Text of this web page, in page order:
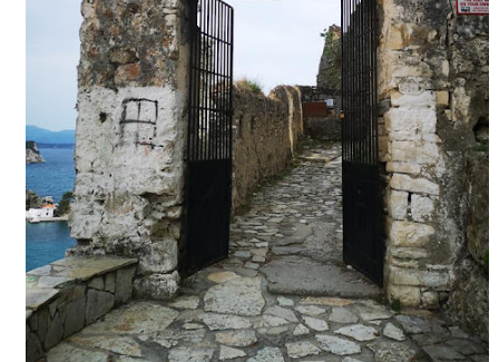
ΠΕΡΙΒΑΛΛΟΝ
ΤΕΧΝΟΛΟΓΙΑ
ΔΙΕΘΝΗ
ΕΦΗΜΕΡΙΔΑ Η ΠΑΡΓΑ
ΠΛΗΡΟΦΟΡΙΕΣ